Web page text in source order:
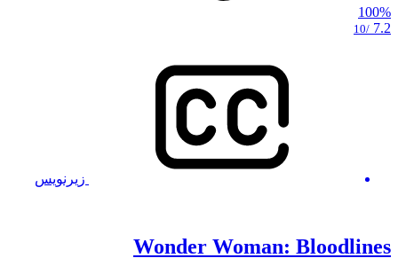
100%
7.2
/10
زیرنویس
Wonder Woman: Bloodlines